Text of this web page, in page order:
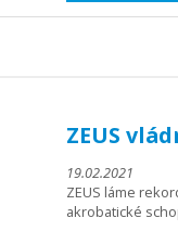
ZEUS
19.02.2021
ZEUS láme
akrobatické